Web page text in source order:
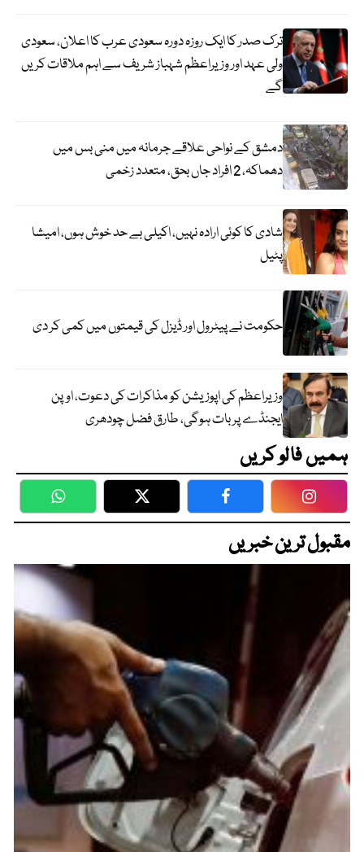
ترک صدر کا ایک روزہ دورہ سعودی عرب کا اعلان، سعودی
ولی عہد اور وزیراعظم شہباز شریف سے اہم ملاقات کریں
گے
دمشق کے نواحی علاقے جرمانہ میں منی بس میں
دھماکہ، 2 افراد جاں بحق، متعدد زخمی
شادی کا کوئی ارادہ نہیں، اکیلی بے حد خوش ہوں، امیشا
پٹیل
حکومت نے پیٹرول اور ڈیزل کی قیمتوں میں کمی کر دی
وزیراعظم کی اپوزیشن کو مذاکرات کی دعوت، اوپن
ایجنڈے پر بات ہوگی، طارق فضل چودھری
ہمیں فالو کریں
WhatsApp Twitter Facebook
مقبول ترین خبریں